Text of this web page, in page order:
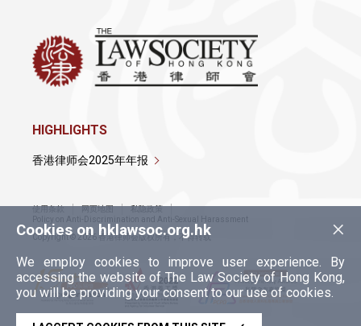
×
Cookies on hklawsoc.org.hk
We employ cookies to improve user experience. By
accessing the website of The Law Society of Hong Kong,
you will be providing your consent to our use of cookies.
HIGHLIGHTS
香港律师会2025年年报
使用条款 网页地图
私隐政策
Policy on Anti-Discrimination and Anti-Sexual Harassment
Copyright © 2026 香港律师会版权所有，不得转载